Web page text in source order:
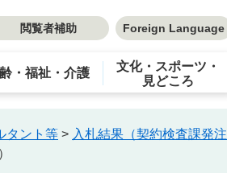
閲覧者補助 Foreign Language
・福祉・介護
文化・スポーツ・
見どころ
タント等 > 入札結果（契約検査課発注